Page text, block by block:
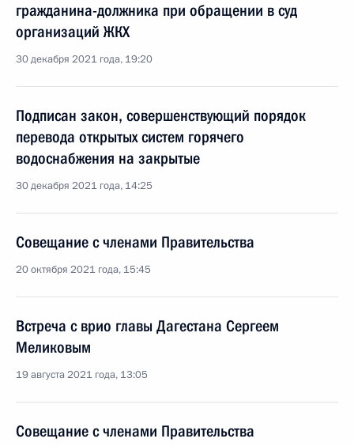
гражданина-должника при обращении в суд
организаций ЖКХ
30 декабря 2021 года, 19:20
Подписан закон, совершенствующий порядок
перевода открытых систем горячего
водоснабжения на закрытые
30 декабря 2021 года, 14:25
Совещание с членами Правительства
20 октября 2021 года, 15:45
Встреча с врио главы Дагестана Сергеем
Меликовым
19 августа 2021 года, 13:05
Совещание с членами Правительства